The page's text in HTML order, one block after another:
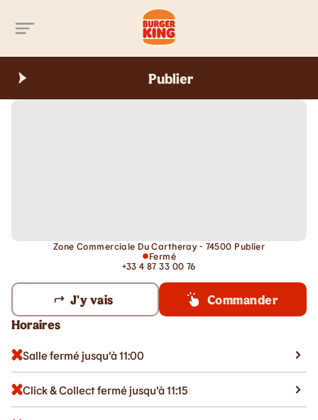
Publier
Zone Commerciale Du Cartheray - 74500 Publier
Fermé
+33 4 87 33 00 76
J'y vais
Commander
Horaires
Salle fermé jusqu'à 11:00
Click & Collect fermé jusqu'à 11:15